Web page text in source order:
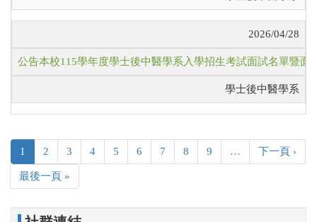
2026/04/28
公告本校115學年度學士後中醫學系入學招生考試面試名單暨面
學士後中醫學系
1 2 3 4 5 6 7 8 9 … 下一頁 ›
最後一頁 »